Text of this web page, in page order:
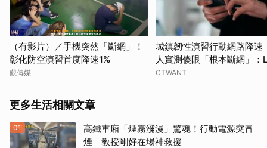
（有影片）／手機突然「斷網」！
彰化防空演習首度降速1%
觀傳媒
城鎮韌性演習行動網路降
人實測傻眼「根本斷網」：
不能傳
CTWANT
更多生活相關文章
01
高鐵車廂「煙霧瀰漫」驚魂！行動電源突冒
煙 教授剛好在場神救援